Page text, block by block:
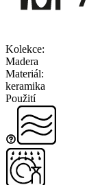
Kolekce:
Madera
Materiál:
keramika
Použití